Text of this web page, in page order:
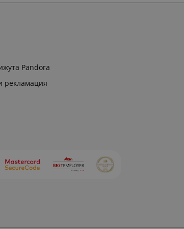
Pandora
рекламация